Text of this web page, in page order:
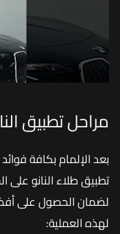
مراحل تطبيق
بعد الإلمام بكافة
تطبيق طلاء النانو
لضمان الحصول على
لهذه العملية: